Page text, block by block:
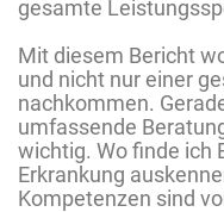
gesamte
Mit diesem Bericht
und nicht nur einer
nachkommen.
umfassende
wichtig. Wo finde ich
Erkrankung
Kompetenzen sind